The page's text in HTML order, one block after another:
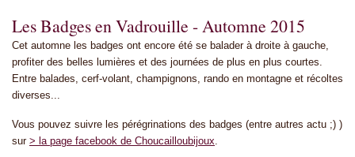
Les Badges en Vadrouille - Automne 2015
Cet automne les badges ont encore été se balader à droite à gauche,
profiter des belles lumières et des journées de plus en plus courtes.
Entre balades, cerf-volant, champignons, rando en montagne et récoltes
diverses...
Vous pouvez suivre les pérégrinations des badges (entre autres actu ;) )
sur > la page facebook de Choucailloubijoux